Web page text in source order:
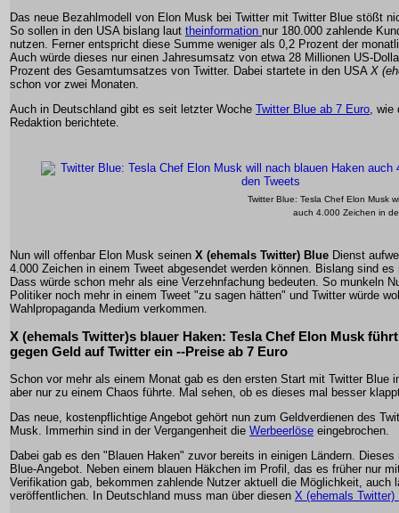
Das neue Bezahlmodell von Elon Musk bei Twitter mit Twitter Blue stößt
So sollen in den USA bislang laut theinformation nur 180.000 zahlende
nutzen. Ferner entspricht diese Summe weniger als 0,2 Prozent der
Auch würde dieses nur einen Jahresumsatz von etwa 28 Millionen US-
Prozent des Gesamtumsatzes von Twitter. Dabei startete in den USA X
schon vor zwei Monaten.
Auch in Deutschland gibt es seit letzter Woche Twitter Blue ab 7 Euro ,
Redaktion berichtete.
Twitter Blue: Tesla Chef Elon Musk
auch 4.000 Zeichen in
Nun will offenbar Elon Musk seinen X (ehemals Twitter) Blue Dienst
4.000 Zeichen in einem Tweet abgesendet werden können. Bislang sind es
Dass würde schon mehr als eine Verzehnfachung bedeuten. So munkeln
Politiker noch mehr in einem Tweet "zu sagen hätten" und Twitter würde
Wahlpropaganda Medium verkommen.
X (ehemals Twitter)s blauer Haken: Tesla Chef Elon Musk
gegen Geld auf Twitter ein --Preise ab 7 Euro
Schon vor mehr als einem Monat gab es den ersten Start mit Twitter Blue
aber nur zu einem Chaos führte. Mal sehen, ob es dieses mal besser
Das neue, kostenpflichtige Angebot gehört nun zum Geldverdienen des
Musk. Immerhin sind in der Vergangenheit die Werbeerlöse eingebrochen.
Dabei gab es den "Blauen Haken" zuvor bereits in einigen Ländern. Dieses
Blue-Angebot. Neben einem blauen Häkchen im Profil, das es früher nur
Verifikation gab, bekommen zahlende Nutzer aktuell die Möglichkeit, auch
veröffentlichen. In Deutschland muss man über diesen X (ehemals Twitter)